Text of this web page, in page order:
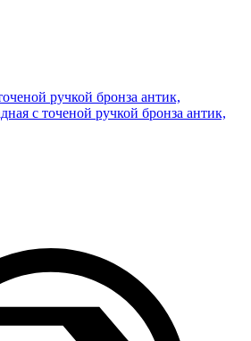
ручкой бронза антик,
с точеной ручкой бронза антик,